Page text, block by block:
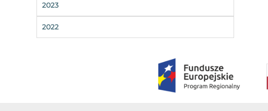
2023
2022